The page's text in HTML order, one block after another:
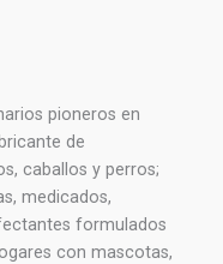
pioneros en
de
caballos y perros;
medicados,
formulados
con mascotas,